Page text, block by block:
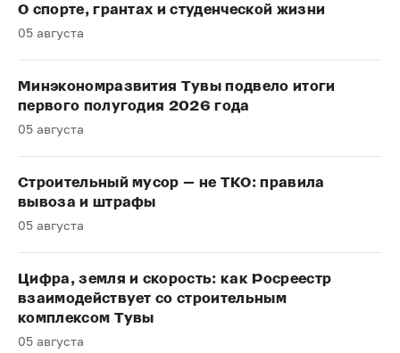
О спорте, грантах и студенческой жизни
05 августа
Минэкономразвития Тувы подвело итоги
первого полугодия 2026 года
05 августа
Строительный мусор — не ТКО: правила
вывоза и штрафы
05 августа
Цифра, земля и скорость: как Росреестр
взаимодействует со строительным
комплексом Тувы
05 августа